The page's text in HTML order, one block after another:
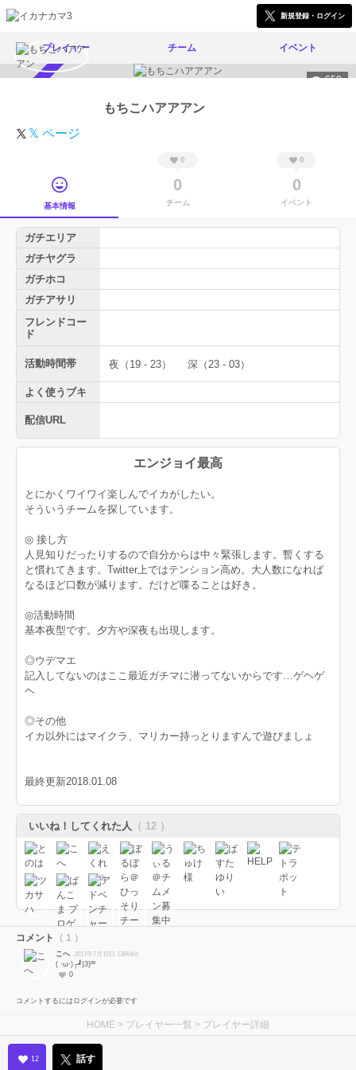
新規登録・ログイン
プレイヤー チーム イベント
659
もちこハアアアン
𝕏 ページ
基本情報
0
0
チーム
0
0
イベント
ガチエリア
ガチヤグラ
ガチホコ
ガチアサリ
フレンドコー
ド
活動時間帯 夜（19 - 23） 深（23 - 03）
よく使うブキ
配信URL
エンジョイ最高
とにかくワイワイ楽しんでイカがしたい。
そういうチームを探しています。
◎ 接し方
人見知りだったりするので自分からは中々緊張します。暫くする
と慣れてきます。Twitter上ではテンション高め。大人数になれば
なるほど口数が減ります。だけど喋ることは好き。
◎活動時間
基本夜型です。夕方や深夜も出現します。
◎ウデマエ
記入してないのはここ最近ガチマに潜ってないからです…ゲヘゲ
ヘ
◎その他
イカ以外にはマイクラ、マリカー持っとりますんで遊びましょ
最終更新2018.01.08
いいね！してくれた人 （ 12 ）
コメント （ 1 ）
こへ 2017年7月15日 13時4分
( ·ω·)┌┛)3)ºº
0
コメントするにはログインが必要です
HOME > プレイヤー一覧 > プレイヤー詳細
12 話す